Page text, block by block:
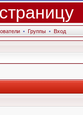
• Группы • Вход